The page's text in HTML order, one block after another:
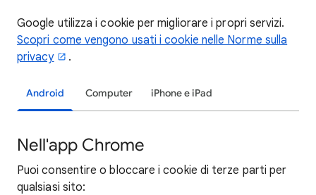
Google utilizza i cookie per migliorare i propri servizi.
Scopri come vengono usati i cookie nelle Norme sulla
privacy
.
Android Computer iPhone e iPad
Nell'app Chrome
Puoi consentire o bloccare i cookie di terze parti per
qualsiasi sito: